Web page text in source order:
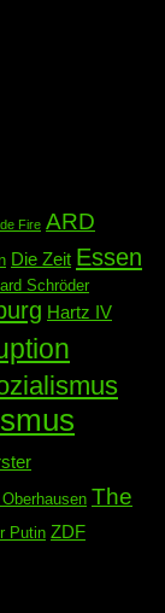
Fire ARD
Die Zeit Essen
Schröder
Hartz IV
The
Putin ZDF